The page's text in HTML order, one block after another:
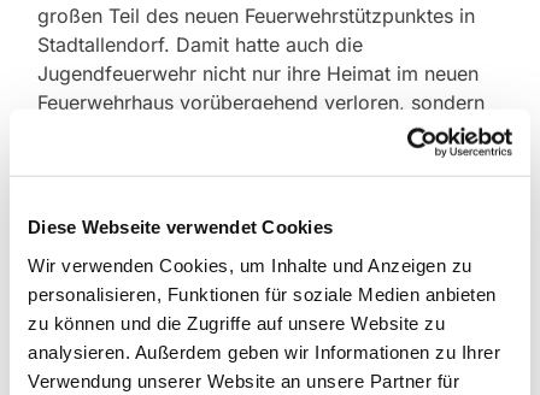
Diese Webseite verwendet Cookies
Wir verwenden Cookies, um Inhalte und Anzeigen zu
personalisieren, Funktionen für soziale Medien anbieten
zu können und die Zugriffe auf unsere Website zu
analysieren. Außerdem geben wir Informationen zu Ihrer
Verwendung unserer Website an unsere Partner für
großen Teil des neuen Feuerwehrstützpunktes in
Stadtallendorf. Damit hatte auch die
Jugendfeuerwehr nicht nur ihre Heimat im neuen
Feuerwehrhaus vorübergehend verloren, sondern
auch ihre Ausrüstung, Persönliches und vieles
mehr. Vieles wird zwar durch Versicherungen
Jugendfeuerwehr wird durch Spenden und
kostenintensiven Ausrüstung werden darüber
hinaus Schulungen, Freizeitangebote und Ausflüge
für die Jugendlichen organisiert und finanziert.
Bereits vor Weihnachten hat der Kirchenvorstand